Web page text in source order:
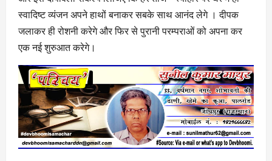
स्वादिष्ट व्यंजन अपने हाथों बनाकर सबके साथ आनंद लेगे । दीपक
जलाकर ही रोशनी करेगे और फिर से पुरानी परम्पराओं को अपना कर
एक नई शुरुआत करेगे।